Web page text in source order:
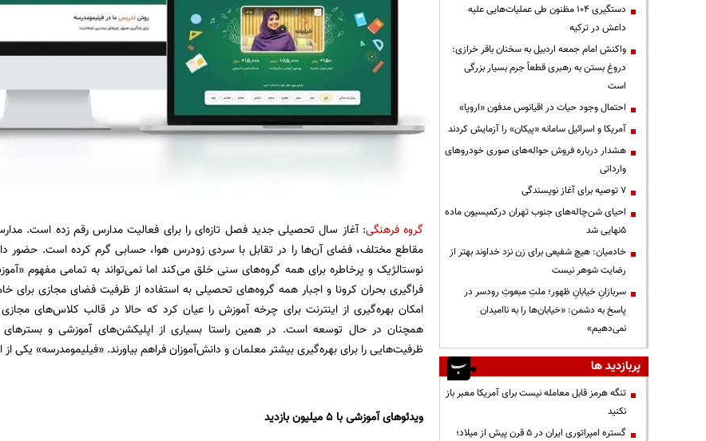
گروه فرهنگی: آغاز سال تحصیلی جدید فصل تازه‌ای را برای فعالیت مدارس رقم زده است.
مقاطع مختلف، فضای آن‌ها را در تقابل با سردی زودرس هوا، حسابی گرم کرده است. حضور
نوستالژیک و پرخاطره برای همه گروه‌های سنی خلق می‌کند اما نمی‌تواند به تمامی مفهوم
فراگیری بحران کرونا و اجبار همه گروه‌های تحصیلی به استفاده از ظرفیت فضای مجازی
امکان بهره‌گیری از اینترنت برای چرخه آموزش را عیان کرد که حالا در قالب کلاس‌های
همچنان در حال توسعه است. در همین راستا بسیاری از اپلیکشن‌های آموزشی و
ظرفیت‌هایی را برای بهره‌‌گیری بیشتر معلمان و دانش‌آموزان فراهم بیاورند. «فیلیمومدرسه» یکی
ویدئوهای آموزشی با 5 میلیون بازدید
دستگیری ۱۰۴ مظنون طی عملیات‌هایی علیه
داعش در ترکیه
واکنش امام جمعه اردبیل به سخنان باقر خرازی:
دروغ بستن به رهبری قطعاً جرم بسیار بزرگی
است
احتمال وجود حیات در اقیانوس مدفون «اروپا»
آمریکا و اسرائیل سامانه «پیکان» را آزمایش کردند
هشدار درباره فروش حواله‌های صوری خودروهای
وارداتی
۷ توصیه برای آغاز نویسندگی
احیای شن‌چاله‌های جنوب تهران درکمیسیون ماده
۵نهایی شد
خادمیان: هیچ شفیعی برای زن نزد خداوند بهتر از
رضایت شوهر نیست
سربازانِ خیابانِ ظهور؛ ملتِ مبعوثِ رودسر در
پاسخ به دشمن: «خیابان‌ها را به ناامیدان
نمی‌دهیم»
پربازدید ها
تنگه هرمز قابل معامله نیست برای آمریکا معبر باز
نکنید
گستره امپراتوری ایران در ۵ قرن پیش از میلاد؛